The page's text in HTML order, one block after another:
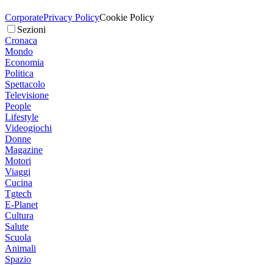
CorporatePrivacy PolicyCookie Policy
Sezioni
Cronaca
Mondo
Economia
Politica
Spettacolo
Televisione
People
Lifestyle
Videogiochi
Donne
Magazine
Motori
Viaggi
Cucina
Tgtech
E-Planet
Cultura
Salute
Scuola
Animali
Spazio